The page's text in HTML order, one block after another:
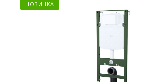
НОВИНКА